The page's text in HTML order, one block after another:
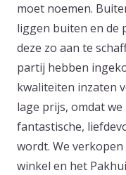
moet noemen.
liggen buiten en de
deze zo aan te
partij hebben
kwaliteiten inzaten
lage prijs, omdat
fantastische,
wordt. We
winkel en het